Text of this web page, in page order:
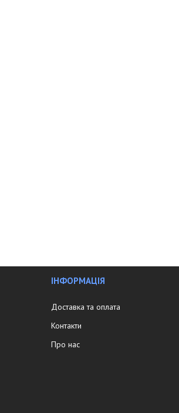
ІНФОРМАЦІЯ
Доставка та оплата
Контакти
Про нас